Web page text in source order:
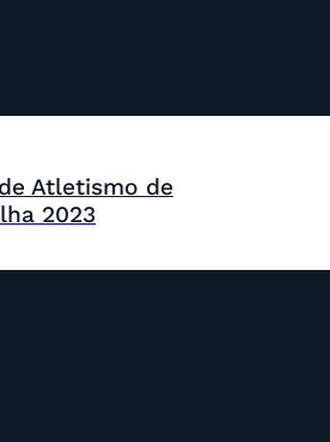
Atletismo de
2023